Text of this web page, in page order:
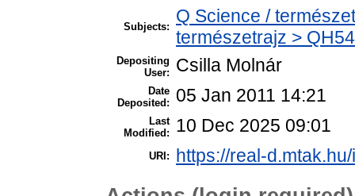
Subjects:
Q Science /
természetrajz >
Depositing
User:
Csilla Molnár
Date
Deposited:
05 Jan 2011 14:21
Last
Modified:
10 Dec 2025 09:01
URI: https://real-